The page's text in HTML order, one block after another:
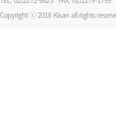
Copyright ⓒ 2018 Kisan all rights